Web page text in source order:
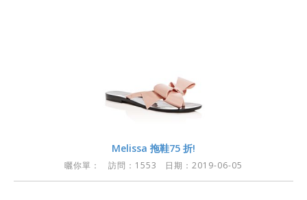
Melissa 拖鞋75 折!
曬你單： 訪問：1553 日期：2019-06-05